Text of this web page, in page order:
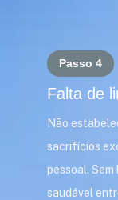
Passo 4
Falta de
Não
sacrifícios
pessoal.
saudável